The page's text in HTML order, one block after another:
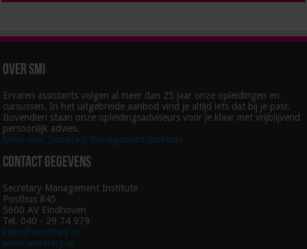
Over SMI
Ervaren assistants volgen al meer dan 25 jaar onze opleidingen en
cursussen. In het uitgebreide aanbod vind je altijd iets dat bij je past.
Bovendien staan onze opleidingsadviseurs voor je klaar met vrijblijvend
persoonlijk advies.
Meer over Secretary Management Institute
Contact gegevens
Secretary Management Institute
Postbus 845
5600 AV Eindhoven
Tel. 040 - 29 74 979
klant@secretary.nl
www.secretary.nl